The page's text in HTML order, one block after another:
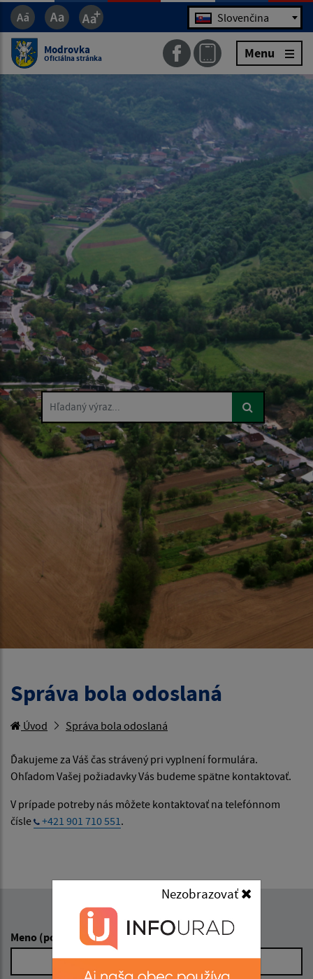
Jazyk Slovenčina
Modrovka
Oficiálna stránka Menu
Hľadaný výraz...
Správa bola odoslaná
Úvod Správa bola odoslaná
Ďakujeme za Váš čas strávený pri vyplnení formulára.
Ohľadom Vašej požiadavky Vás budeme spätne kontaktovať.
V prípade potreby nás môžete kontaktovať na telefónnom
čísle
+421 901 710 551.
Meno (povinné)
Nezobrazovať